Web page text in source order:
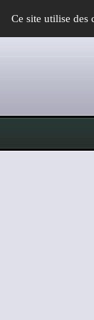
Ce site utilise des